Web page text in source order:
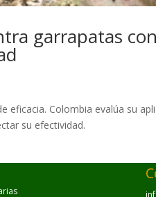
garrapatas
eficacia. Colombia evalúa su
su efectividad.